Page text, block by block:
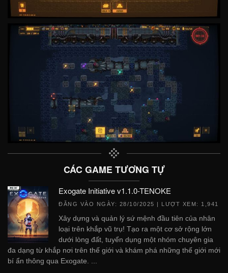
CÁC GAME TƯƠNG TỰ
Exogate Initiative v1.1.0-TENOKE
ĐĂNG VÀO NGÀY: 28/10/2025 | LƯỢT XEM: 1,941
Xây dựng và quản lý sứ mệnh đầu tiên của nhân
loại trên khắp vũ trụ! Tạo ra một cơ sở rộng lớn
dưới lòng đất, tuyển dụng một nhóm chuyên gia
đa dạng từ khắp nơi trên thế giới và khám phá những thế giới mới
bí ẩn thông qua Exogate. ...